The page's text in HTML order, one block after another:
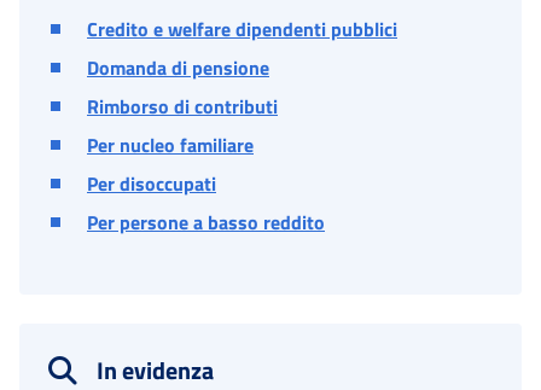
Credito e welfare dipendenti pubblici
Domanda di pensione
Rimborso di contributi
Per nucleo familiare
Per disoccupati
Per persone a basso reddito
In evidenza